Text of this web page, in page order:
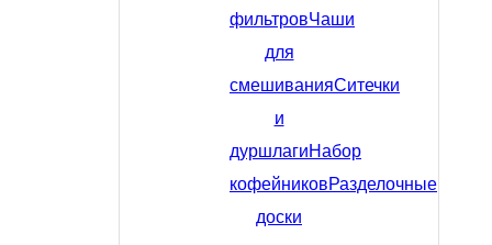
фильтровЧаши
для
смешиванияСитечки
и
дуршлагиНабор
кофейниковРазделочные
доски